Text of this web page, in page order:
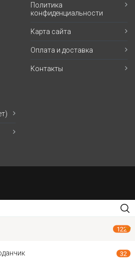
Политика
конфиденциальности
Карта сайта
Оплата и доставка
Контакты
122
32